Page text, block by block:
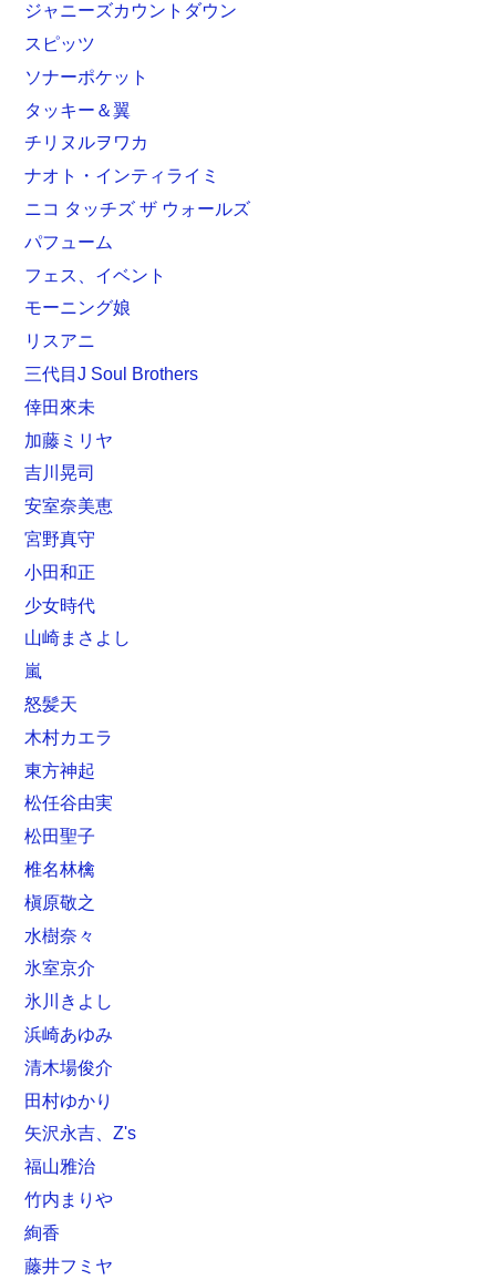
ジャニーズカウントダウン
スピッツ
ソナーポケット
タッキー＆翼
チリヌルヲワカ
ナオト・インティライミ
ニコ タッチズ ザ ウォールズ
パフューム
フェス、イベント
モーニング娘
リスアニ
三代目J Soul Brothers
倖田來未
加藤ミリヤ
吉川晃司
安室奈美恵
宮野真守
小田和正
少女時代
山崎まさよし
嵐
怒髪天
木村カエラ
東方神起
松任谷由実
松田聖子
椎名林檎
槇原敬之
水樹奈々
氷室京介
氷川きよし
浜崎あゆみ
清木場俊介
田村ゆかり
矢沢永吉、Z's
福山雅治
竹内まりや
絢香
藤井フミヤ